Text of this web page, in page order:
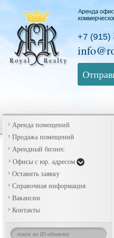
+7 (915)
Аренда помещений
Продажа помещений
Арендный бизнес
Офисы с юр. адресом
Оставить заявку
Справочная информация
Вакансии
Контакты